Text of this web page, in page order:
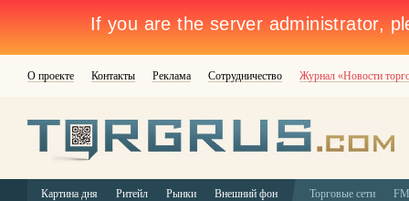
О проекте Контакты Реклама Сотрудничество Журнал «Новости
Картина дня Ритейл Рынки Внешний фон Торговые сети